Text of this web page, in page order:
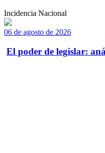
Incidencia Nacional
06 de agosto de 2026
El poder de legislar: